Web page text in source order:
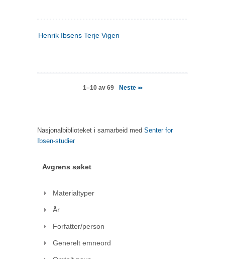
Henrik Ibsens Terje Vigen
1–10 av 69 Neste>>
Nasjonalbiblioteket i samarbeid med Senter for
Ibsen-studier
Avgrens søket
Materialtyper
År
Forfatter/person
Generelt emneord